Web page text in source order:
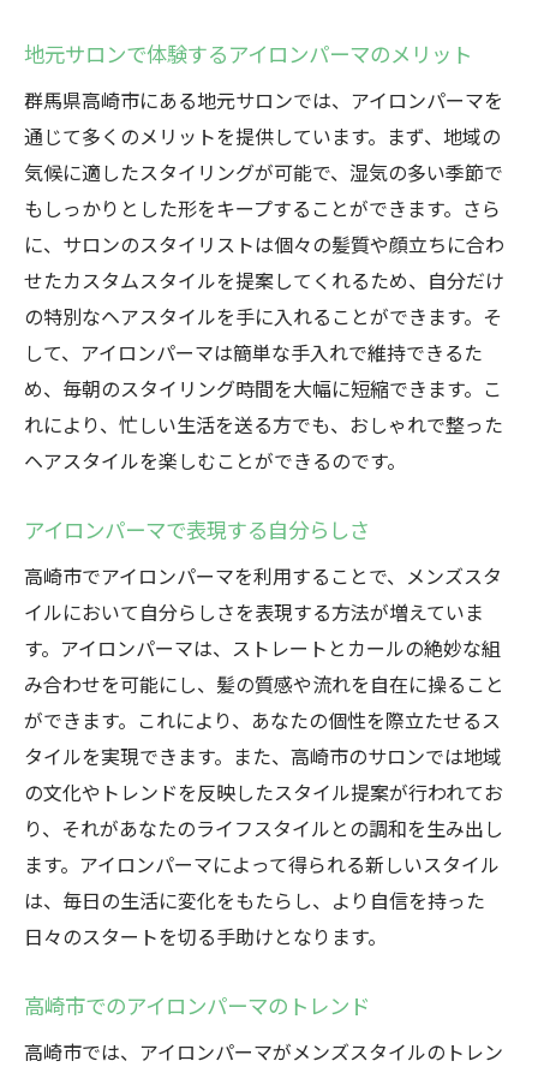
高崎市の美容シーンにおけるアイロンパー
マの位置付け
個性を引き出すアイロンパーマのスタイル
事例
アイロンパーマがもたらす新しい自己表現
高崎市でのアイロンパーマの可能性を探る
個性派におすすめのアイロンパーマスタイ
ル
アイロンパーマに求められる技術とセンス
地域文化に溶け込むアイロンパーマのスタイル
革命
イン
高崎市の文化を取り入れたパーマの特徴
地域との調和を考慮したスタイル提案
アイロンパーマと地域行事の関連性
地元で愛されるアイロンパーマの秘訣
メンズパーマの新潮流高崎市で注目のアイロン
パーマとは
新潮流としてのアイロンパーマとは
高崎市で注目されるアイロンパーマの理由
今知っておきたいアイロンパーマの新情報
アイロンパーマの進化とその魅力
メンズスタイルに革命を起こすアイロンパ
地元サロンで体験するアイロンパーマのメリット
群馬県高崎市にある地元サロンでは、アイロンパーマを
通じて多くのメリットを提供しています。まず、地域の
気候に適したスタイリングが可能で、湿気の多い季節で
もしっかりとした形をキープすることができます。さら
に、サロンのスタイリストは個々の髪質や顔立ちに合わ
せたカスタムスタイルを提案してくれるため、自分だけ
の特別なヘアスタイルを手に入れることができます。そ
して、アイロンパーマは簡単な手入れで維持できるた
め、毎朝のスタイリング時間を大幅に短縮できます。こ
れにより、忙しい生活を送る方でも、おしゃれで整った
ヘアスタイルを楽しむことができるのです。
アイロンパーマで表現する自分らしさ
高崎市でアイロンパーマを利用することで、メンズスタ
イルにおいて自分らしさを表現する方法が増えていま
す。アイロンパーマは、ストレートとカールの絶妙な組
み合わせを可能にし、髪の質感や流れを自在に操ること
ができます。これにより、あなたの個性を際立たせるス
タイルを実現できます。また、高崎市のサロンでは地域
の文化やトレンドを反映したスタイル提案が行われてお
り、それがあなたのライフスタイルとの調和を生み出し
ます。アイロンパーマによって得られる新しいスタイル
は、毎日の生活に変化をもたらし、より自信を持った
日々のスタートを切る手助けとなります。
高崎市でのアイロンパーマのトレンド
高崎市では、アイロンパーマがメンズスタイルのトレン